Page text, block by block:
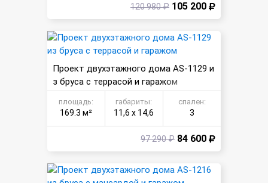
120 980 ₽ 105 200
Проект двухэтажного дома AS-1129 и
з бруса с террасой и гаражом
площадь:
169.3 м²
габариты:
11,6 х 14,6
спален:
3
97 290 ₽ 84 600